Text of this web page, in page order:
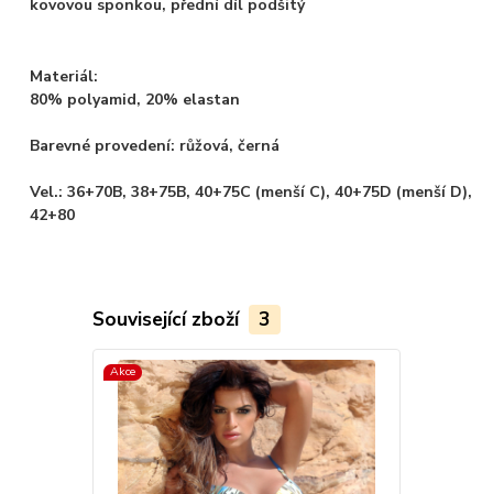
kovovou sponkou, přední díl podšitý
Materiál:
80% polyamid, 20% elastan
Barevné provedení: růžová, černá
Vel.: 36+70B, 38+75B, 40+75C (menší C), 40+75D (menší D),
42+80
Související zboží 3
Akce